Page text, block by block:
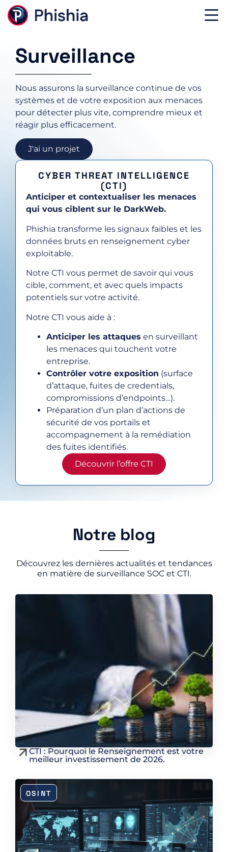
Surveillance
Nous assurons la surveillance continue de vos
systèmes et de votre exposition aux menaces
pour détecter plus vite, comprendre mieux et
réagir plus efficacement.
J'ai un projet
CYBER THREAT INTELLIGENCE
(CTI)
Anticiper et contextualiser les menaces
qui vous ciblent sur le DarkWeb.
Phishia transforme les signaux faibles et les
données bruts en renseignement cyber
exploitable.
Notre CTI vous permet de savoir qui vous
cible, comment, et avec quels impacts
potentiels sur votre activité.
Notre CTI vous aide à :
Anticiper les attaques en surveillant
les menaces qui touchent votre
entreprise.
Contrôler votre exposition (surface
d’attaque, fuites de credentials,
compromissions d’endpoints…).
Préparation d’un plan d’actions de
sécurité de vos portails et
accompagnement à la remédiation
des fuites identifiés.
Découvrir l’offre CTI
Notre blog
Découvrez les dernières actualités et tendances
en matière de surveillance SOC et CTI.
CTI : Pourquoi le Renseignement est votre
meilleur investissement de 2026.
OSINT